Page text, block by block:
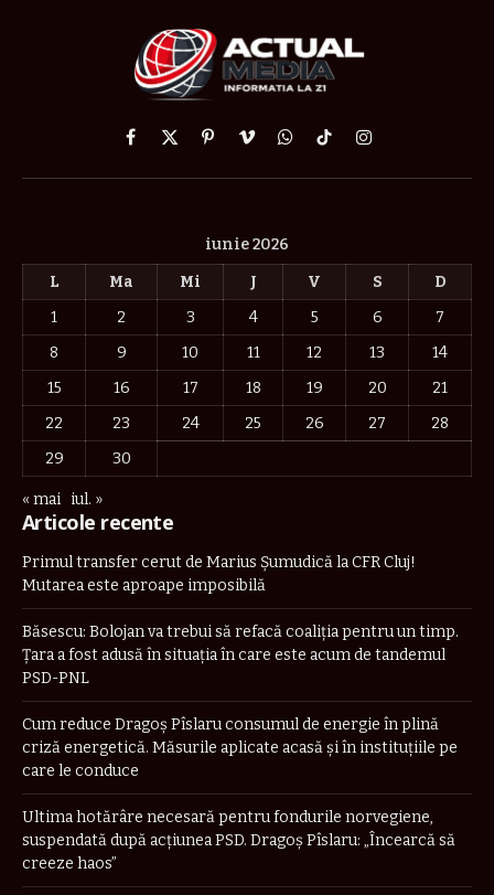
Facebook
X
PinterestVimeoWhatsApp
TikTokInstagram
iunie 2026
L
Ma Mi J V S
D
1
2 3 4 5 6
7
8
9 10 11 12 13
14
15
16 17 18 19 20
21
22
23 24 25 26 27
28
29
30
« mai iul. »
Articole recente
Primul transfer cerut de Marius Șumudică la CFR Cluj!
Mutarea este aproape imposibilă
Băsescu: Bolojan va trebui să refacă coaliţia pentru un timp.
Țara a fost adusă în situaţia în care este acum de tandemul
PSD-PNL
Cum reduce Dragoș Pîslaru consumul de energie în plină
criză energetică. Măsurile aplicate acasă și în instituțiile pe
care le conduce
Ultima hotărâre necesară pentru fondurile norvegiene,
suspendată după acțiunea PSD. Dragoș Pîslaru: „Încearcă să
creeze haos”